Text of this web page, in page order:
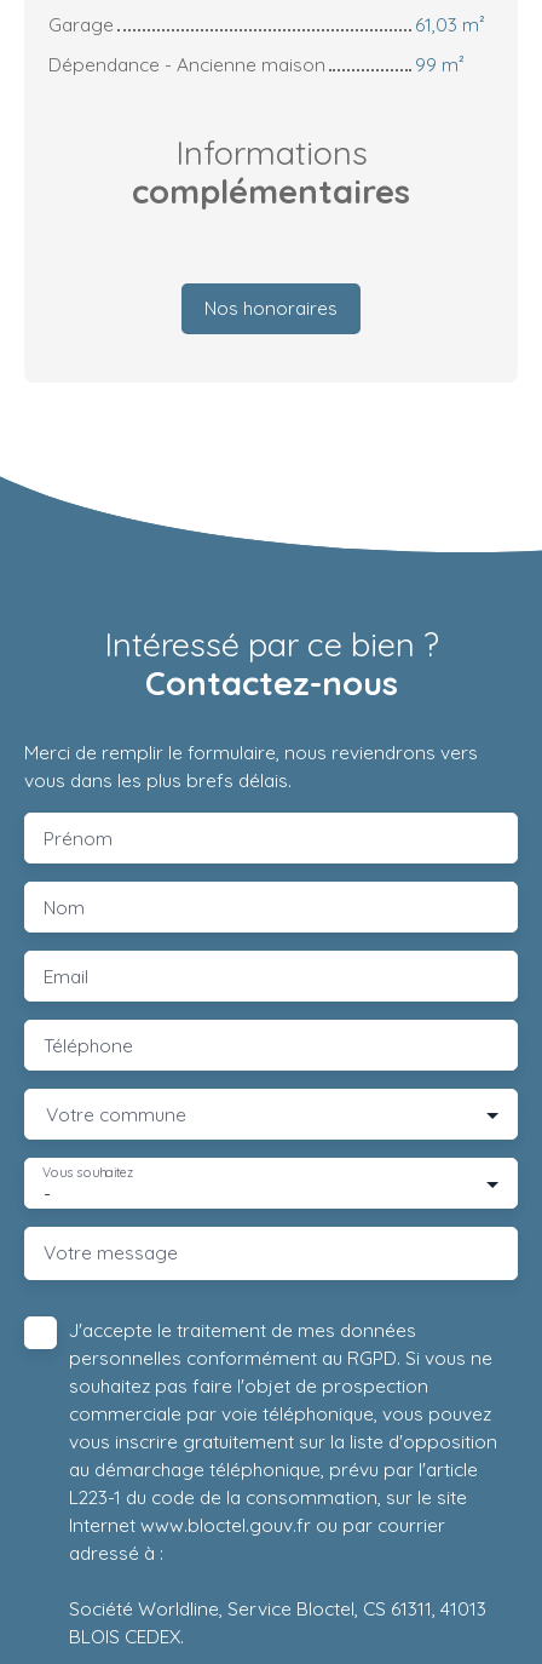
Garage
61,03 m²
Dépendance - Ancienne maison
99 m²
Informations
complémentaires
Nos honoraires
Intéressé par ce bien ?
Contactez-nous
Merci de remplir le formulaire, nous reviendrons vers
vous dans les plus brefs délais.
Prénom
Nom
Email
Téléphone
Votre commune
-
Vous souhaitez
Votre message
J'accepte le traitement de mes données
personnelles conformément au RGPD. Si vous ne
souhaitez pas faire l'objet de prospection
commerciale par voie téléphonique, vous pouvez
vous inscrire gratuitement sur la liste d'opposition
au démarchage téléphonique, prévu par l'article
L223-1 du code de la consommation, sur le site
Internet www.bloctel.gouv.fr ou par courrier
adressé à :
Société Worldline, Service Bloctel, CS 61311, 41013
BLOIS CEDEX.